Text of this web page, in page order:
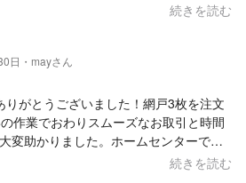
続きを読む
日・mayさん
がとうございました！網戸3枚を注文
作業でおわりスムーズなお取引と時間
変助かりました。ホームセンターで購
れました(;^_^A ありがとうございまし
続きを読む